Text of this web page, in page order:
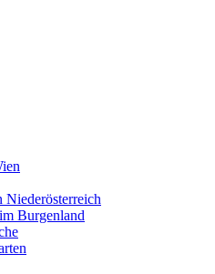
Burgenland